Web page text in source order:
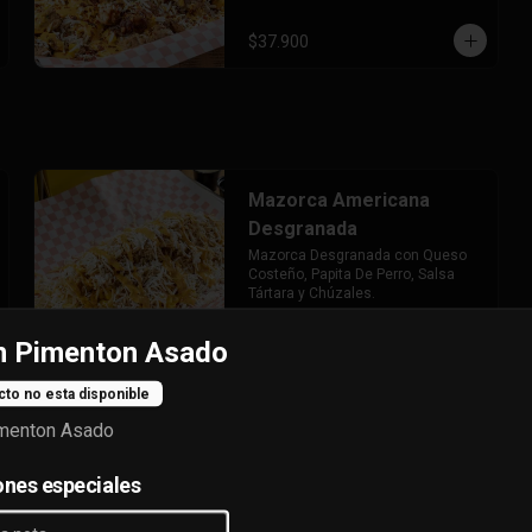
$37.900
Mazorca Americana
Desgranada
Mazorca Desgranada con Queso
Costeño, Papita De Perro, Salsa
Tártara y Chúzales.
Pimenton Asado
no esta disponible
Asado
especiales